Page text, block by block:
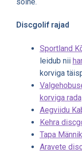
Discgolif rajad
Sportland
leidub nii
korviga
korviga rada
Aegviidu
Kehra
Tapa
Aravete